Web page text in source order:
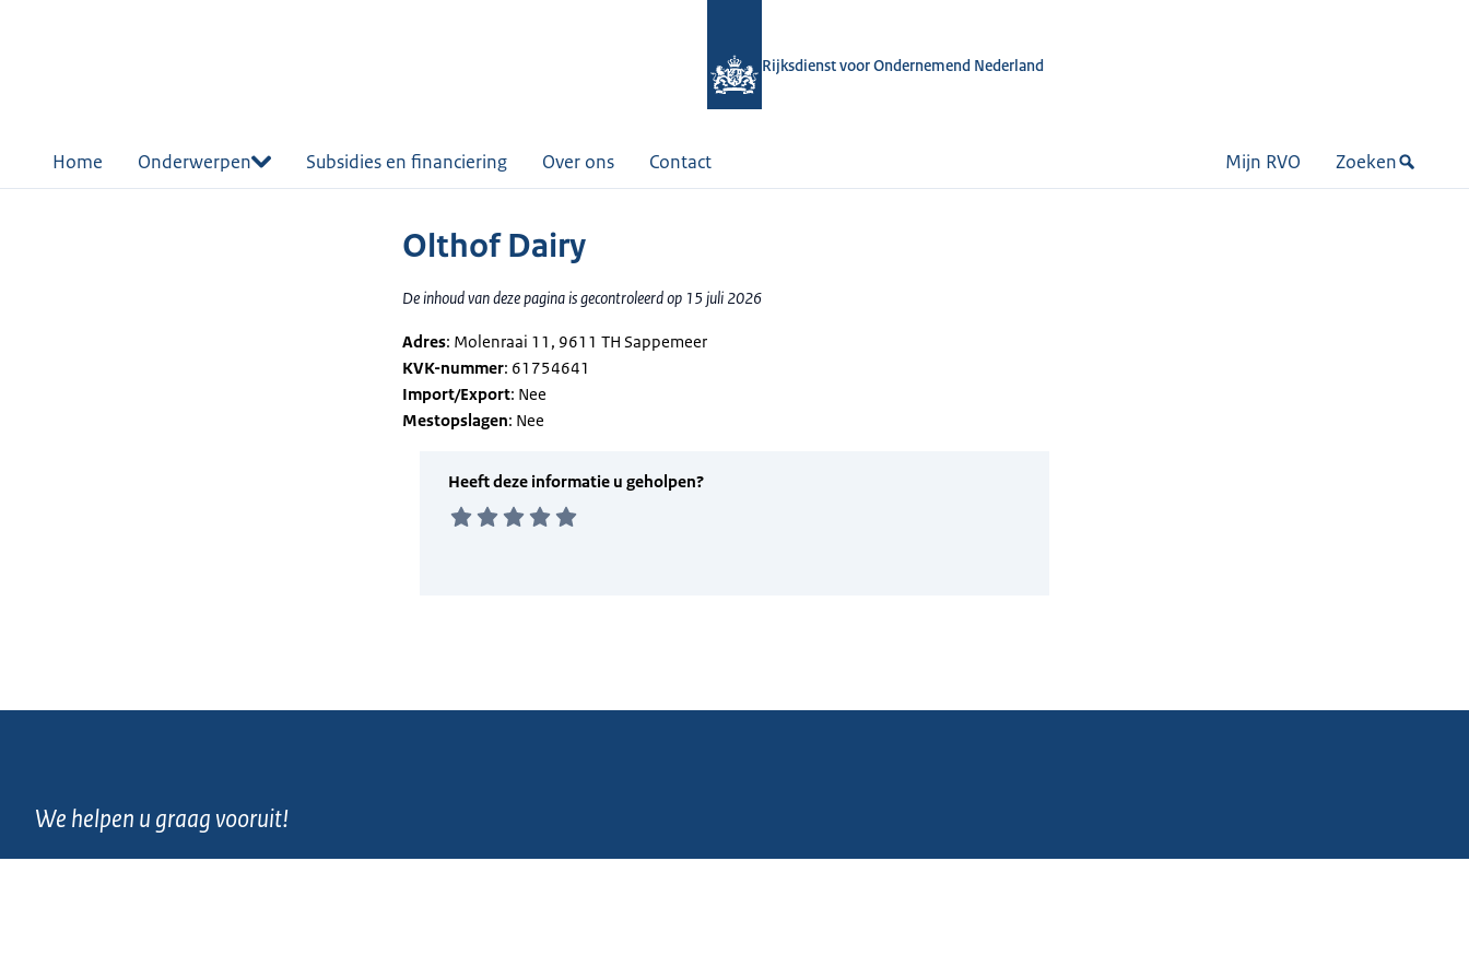
Rijksdienst voor Ondernemend Nederland
Home Onderwerpen Subsidies en financiering Over ons Contact Mijn RVO Zoeken
Olthof Dairy
De inhoud van deze pagina is gecontroleerd op 15 juli 2026
Adres: Molenraai 11, 9611 TH Sappemeer
KVK-nummer: 61754641
Import/Export: Nee
Mestopslagen: Nee
We helpen u graag vooruit!